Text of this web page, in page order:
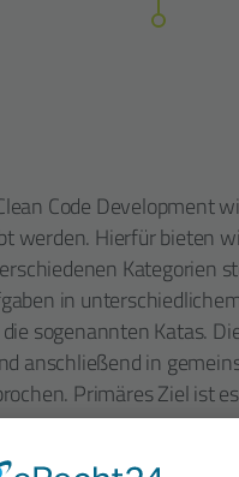
Code Develop­ment
werden. Hierfür bieten
Kategorien
in
sogenannten Katas.
anschließend in
Primäres Ziel ist